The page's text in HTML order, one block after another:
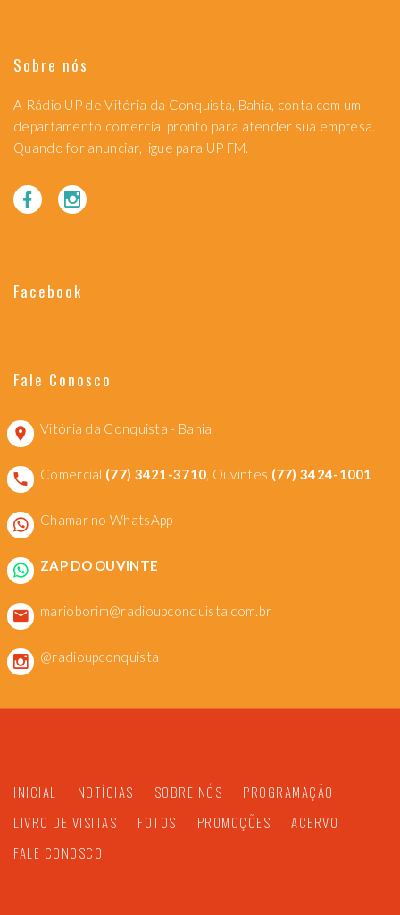
Sobre nós
A Rádio UP de Vitória da Conquista, Bahia, conta com um
departamento comercial pronto para atender sua empresa.
Quando for anunciar, ligue para UP FM.
Facebook
Fale Conosco
Vitória da Conquista - Bahia
Comercial (77) 3421-3710, Ouvintes (77) 3424-1001
Chamar no WhatsApp
ZAP DO OUVINTE
marioborim@radioupconquista.com.br
@radioupconquista
INICIAL NOTÍCIAS SOBRE NÓS
PROGRAMAÇÃO
LIVRO DE VISITAS
FOTOS PROMOÇÕES
ACERVO
FALE CONOSCO